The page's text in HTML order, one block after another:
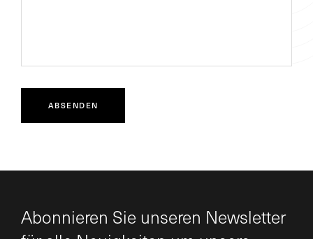
Abonnieren Sie unseren Newsletter